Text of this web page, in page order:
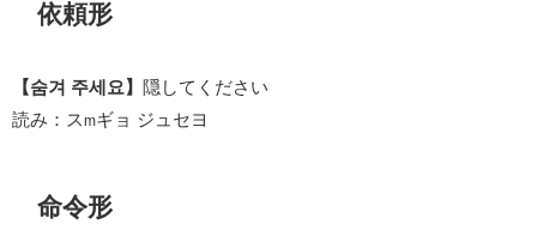
依頼形
【숨겨 주세요】 隠してください
読み：ス mギョ ジュセヨ
命令形